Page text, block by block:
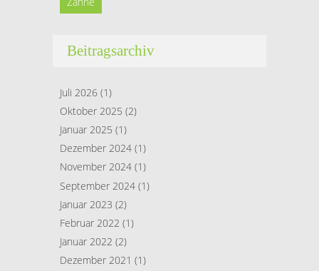
Beitragsarchiv
Juli 2026 (1)
Oktober 2025 (2)
Januar 2025 (1)
Dezember 2024 (1)
November 2024 (1)
September 2024 (1)
Januar 2023 (2)
Februar 2022 (1)
Januar 2022 (2)
Dezember 2021 (1)